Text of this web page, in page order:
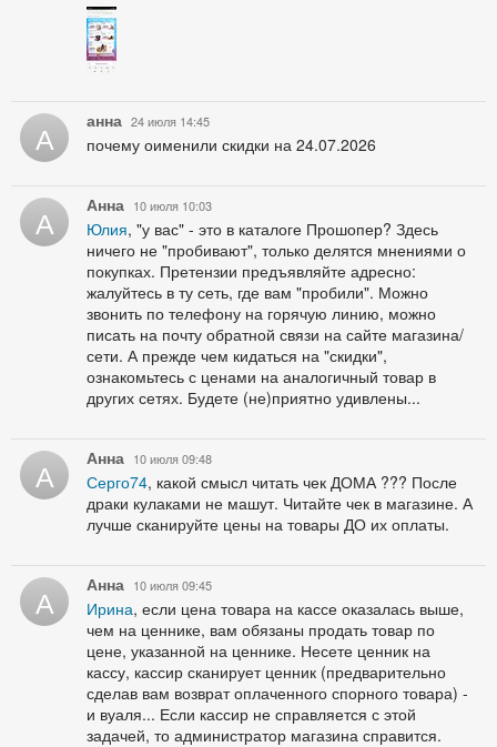
А анна 24 июля 14:45
почему оименили скидки на 24.07.2026
А Анна 10 июля 10:03
Юлия, "у вас" - это в каталоге Прошопер? Здесь
ничего не "пробивают", только делятся мнениями о
покупках. Претензии предъявляйте адресно:
жалуйтесь в ту сеть, где вам "пробили". Можно
звонить по телефону на горячую линию, можно
писать на почту обратной связи на сайте магазина/
сети. А прежде чем кидаться на "скидки",
ознакомьтесь с ценами на аналогичный товар в
других сетях. Будете (не)приятно удивлены...
А Анна 10 июля 09:48
Серго74, какой смысл читать чек ДОМА ??? После
драки кулаками не машут. Читайте чек в магазине. А
лучше сканируйте цены на товары ДО их оплаты.
А Анна 10 июля 09:45
Ирина, если цена товара на кассе оказалась выше,
чем на ценнике, вам обязаны продать товар по
цене, указанной на ценнике. Несете ценник на
кассу, кассир сканирует ценник (предварительно
сделав вам возврат оплаченного спорного товара) -
и вуаля... Если кассир не справляется с этой
задачей, то администратор магазина справится.